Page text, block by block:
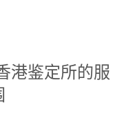
港鉴定所的服